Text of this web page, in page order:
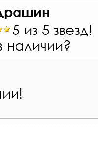
5 из 5 звезд!
наличии?